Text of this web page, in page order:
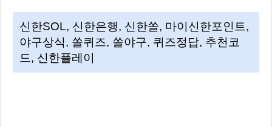
신한SOL, 신한은행, 신한쏠, 마이신한포인트,
야구상식, 쏠퀴즈, 쏠야구, 퀴즈정답, 추천코
드, 신한플레이